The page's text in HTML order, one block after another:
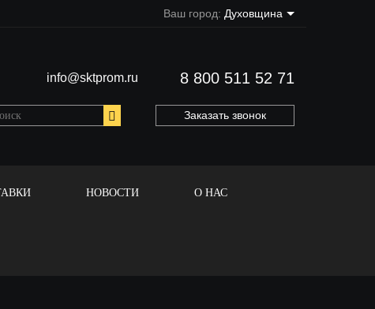
Ваш город: Духовщина
info@sktprom.ru 8 800 511 52 71
Заказать звонок
НОВОСТИ О НАС